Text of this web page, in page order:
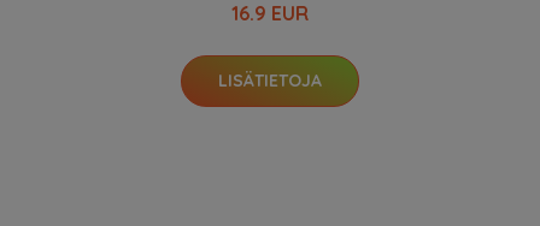
16.9 EUR
LISÄTIETOJA